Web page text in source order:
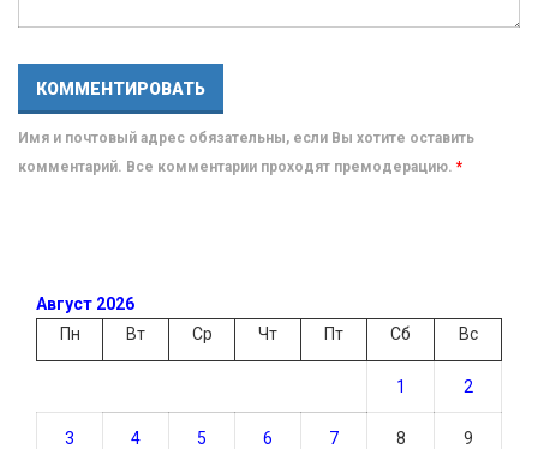
Имя и почтовый адрес обязательны, если Вы хотите оставить
комментарий. Все комментарии проходят премодерацию. *
Август 2026
Пн
Вт Ср Чт Пт Сб Вс
1 2
3 4 5 6 7 8 9